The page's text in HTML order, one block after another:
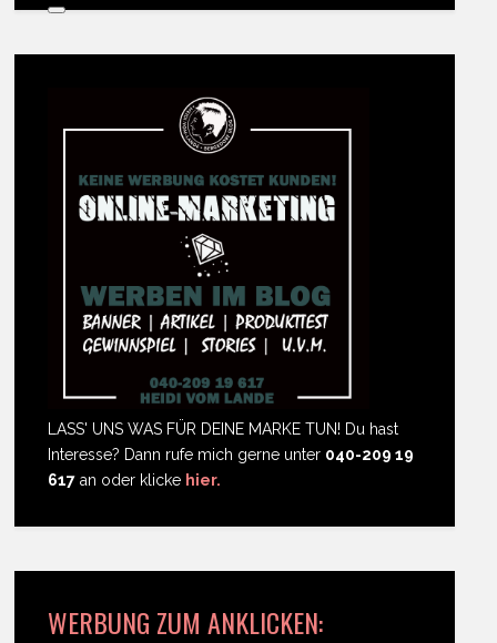
LASS' UNS WAS FÜR DEINE MARKE TUN! Du hast
Interesse? Dann rufe mich gerne unter 040-209 19
617 an oder klicke hier.
WERBUNG ZUM ANKLICKEN: